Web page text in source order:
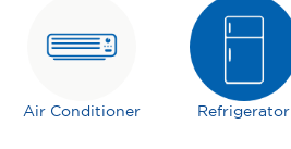
Air Conditioner Refrigerator